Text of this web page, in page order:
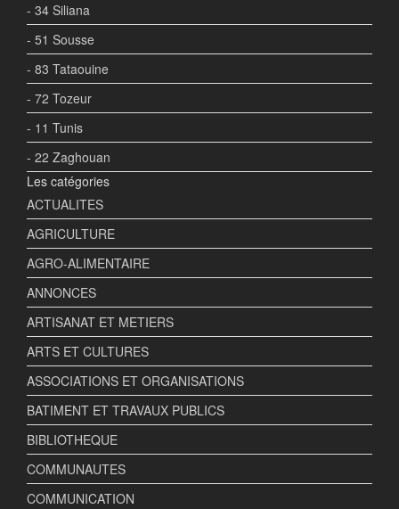
- 34 Siliana
- 51 Sousse
- 83 Tataouine
- 72 Tozeur
- 11 Tunis
- 22 Zaghouan
Les catégories
ACTUALITES
AGRICULTURE
AGRO-ALIMENTAIRE
ANNONCES
ARTISANAT ET METIERS
ARTS ET CULTURES
ASSOCIATIONS ET ORGANISATIONS
BATIMENT ET TRAVAUX PUBLICS
BIBLIOTHEQUE
COMMUNAUTES
COMMUNICATION